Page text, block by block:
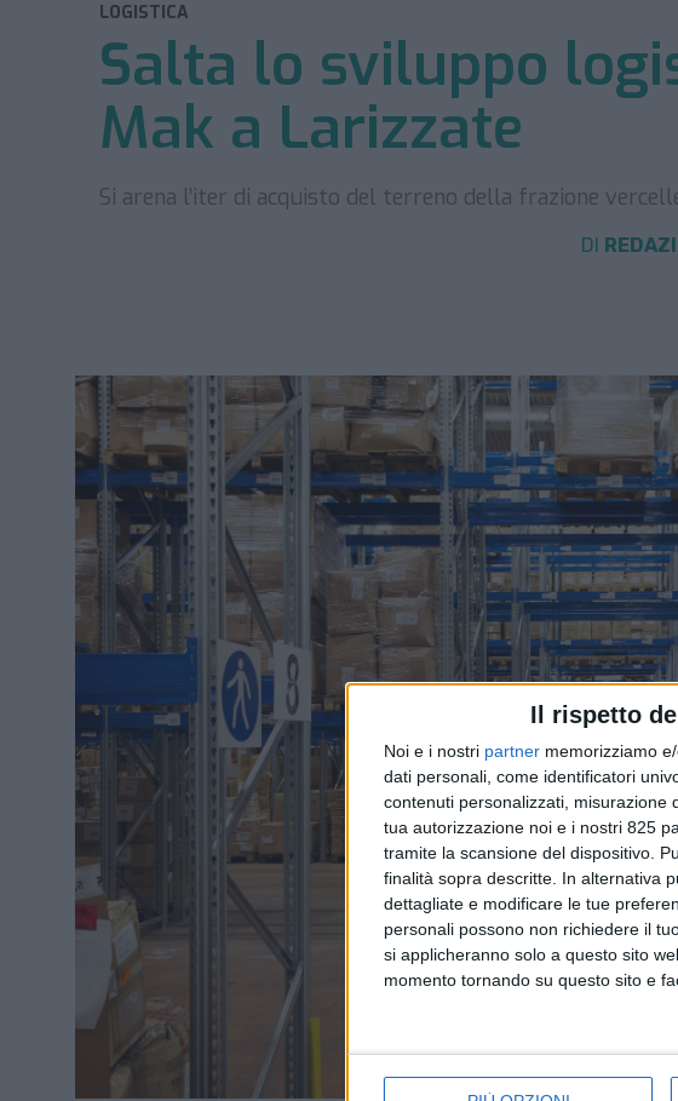
Il rispetto
Noi e i nostri partner memorizziamo
dati personali, come identificatori
contenuti personalizzati, misurazione
tua autorizzazione noi e i nostri 825
tramite la scansione del dispositivo.
finalità sopra descritte. In alternativa
dettagliate e modificare le tue
personali possono non richiedere il
si applicheranno solo a questo sito
momento tornando su questo sito e
LOGISTICA
Salta lo sviluppo
Mak a Larizzate
Si arena l’iter di acquisto del terreno della frazione
DI